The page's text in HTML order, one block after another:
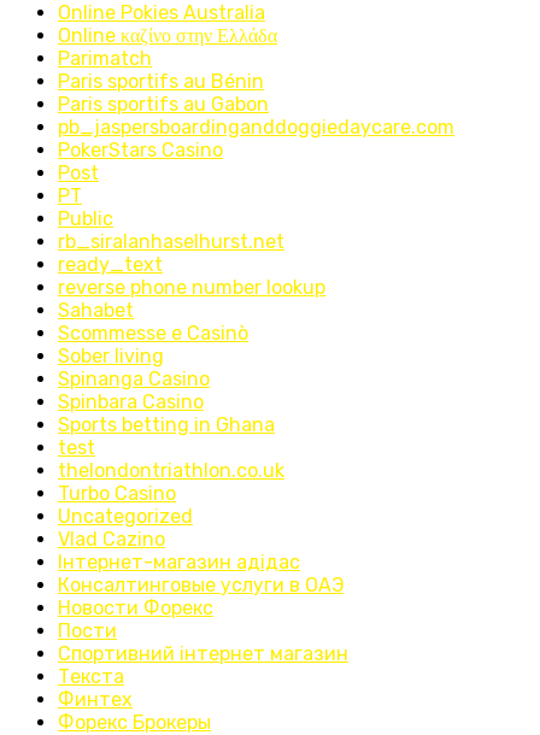
Online Pokies Australia
Online καζίνο στην Ελλάδα
Parimatch
Paris sportifs au Bénin
Paris sportifs au Gabon
pb_jaspersboardinganddoggiedaycare.com
PokerStars Casino
Post
PT
Public
rb_siralanhaselhurst.net
ready_text
reverse phone number lookup
Sahabet
Scommesse e Casinò
Sober living
Spinanga Casino
Spinbara Casino
Sports betting in Ghana
test
thelondontriathlon.co.uk
Turbo Casino
Uncategorized
Vlad Cazino
Інтернет-магазин адідас
Консалтинговые услуги в ОАЭ
Новости Форекс
Пости
Спортивний інтернет магазин
Текста
Финтех
Форекс Брокеры